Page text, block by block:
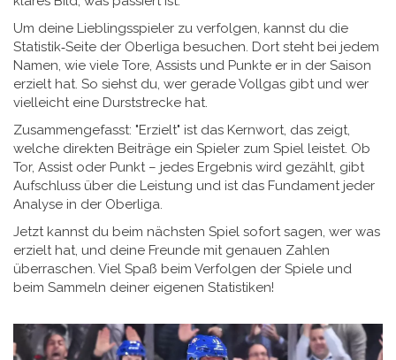
Um deine Lieblingsspieler zu verfolgen, kannst du die
Statistik‑Seite der Oberliga besuchen. Dort steht bei jedem
Namen, wie viele Tore, Assists und Punkte er in der Saison
erzielt hat. So siehst du, wer gerade Vollgas gibt und wer
vielleicht eine Durststrecke hat.
Zusammengefasst: "Erzielt" ist das Kernwort, das zeigt,
welche direkten Beiträge ein Spieler zum Spiel leistet. Ob
Tor, Assist oder Punkt – jedes Ergebnis wird gezählt, gibt
Aufschluss über die Leistung und ist das Fundament jeder
Analyse in der Oberliga.
Jetzt kannst du beim nächsten Spiel sofort sagen, wer was
erzielt hat, und deine Freunde mit genauen Zahlen
überraschen. Viel Spaß beim Verfolgen der Spiele und
beim Sammeln deiner eigenen Statistiken!